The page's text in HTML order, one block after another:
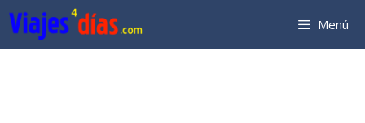
Saltar
al
contenido
Menú